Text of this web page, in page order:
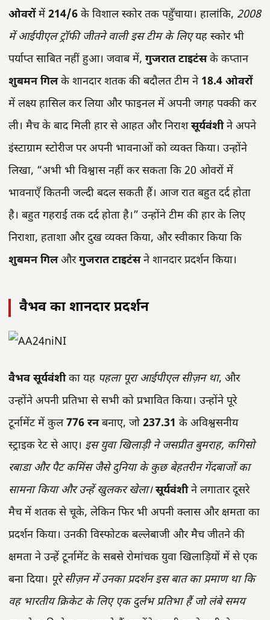
ओवरोंमें 214/6 के विशाल स्कोर तक पहुँचाया। हालांकि, 2008
में आईपीएल ट्रॉफी जीतने वाली इस टीम के लिएयह स्कोर भी
पर्याप्त साबित नहीं हुआ। जवाब में, गुजरात टाइटंसके कप्तान
शुबमन गिलके शानदार शतक की बदौलत टीम ने 18.4 ओवरों
में लक्ष्य हासिल कर लिया और फाइनल में अपनी जगह पक्की कर
ली। मैच के बाद मिली हार से आहत और निराशसूर्यवंशीने अपने
इंस्टाग्राम स्टोरीज पर अपनी भावनाओं को व्यक्त किया। उन्होंने
लिखा, “अभी भी विश्वास नहीं कर सकता कि 20 ओवरों में
भावनाएँ कितनी जल्दी बदल सकती हैं। आज रात बहुत दर्द होता
है। बहुत गहराई तक दर्द होता है।” उन्होंने टीम की हार के लिए
निराशा, हताशा और दुख व्यक्त किया, और स्वीकार किया कि
शुबमन गिलऔरगुजरात टाइटंसने शानदार प्रदर्शन किया।
वैभव का शानदार प्रदर्शन
वैभव सूर्यवंशीका यह पहला पूरा आईपीएल सीज़न था, और
उन्होंने अपनी प्रतिभा से सभी को प्रभावित किया। उन्होंने पूरे
टूर्नामेंट में कुल776 रनबनाए, जो 237.31 के अविश्वसनीय
स्ट्राइक रेट से आए। इस युवा खिलाड़ी ने जसप्रीत बुमराह, कगिसो
रबाडा और पैट कमिंस जैसे दुनिया के कुछ बेहतरीन गेंदबाजों का
सामना किया और उन्हें खुलकर खेला। सूर्यवंशीने लगातार दूसरे
मैच में शतक से चूके, लेकिन फिर भी अपनी क्लास और क्षमता का
प्रदर्शन किया। उनकी विस्फोटक बल्लेबाजी और मैच जीतने की
क्षमता ने उन्हें टूर्नामेंट के सबसे रोमांचक युवा खिलाड़ियों में से एक
बना दिया। पूरे सीज़न में उनका प्रदर्शन इस बात का प्रमाण था कि
वह भारतीय क्रिकेट के लिए एक दुर्लभ प्रतिभा हैं जो लंबे समय